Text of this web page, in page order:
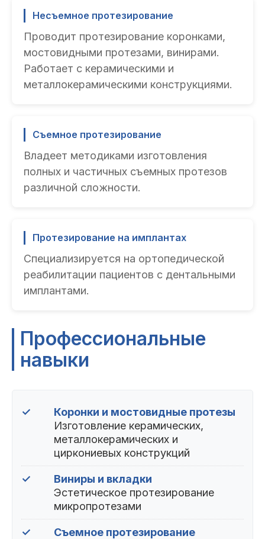
Несъемное протезирование
Проводит протезирование коронками,
мостовидными протезами, винирами.
Работает с керамическими и
металлокерамическими конструкциями.
Съемное протезирование
Владеет методиками изготовления
полных и частичных съемных протезов
различной сложности.
Протезирование на имплантах
Специализируется на ортопедической
реабилитации пациентов с дентальными
имплантами.
Профессиональные
навыки
✓
Коронки и мостовидные протезы
Изготовление керамических,
металлокерамических и
циркониевых конструкций
✓
Виниры и вкладки
Эстетическое протезирование
микропротезами
✓
Съемное протезирование